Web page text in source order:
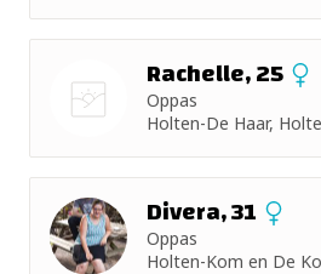
Rachelle, 25
Oppas
Holten-De Haar,
Divera, 31
Oppas
Holten-Kom en De